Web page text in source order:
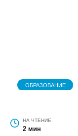
ОБРАЗОВАНИЕ
НА ЧТЕНИЕ
2 мин